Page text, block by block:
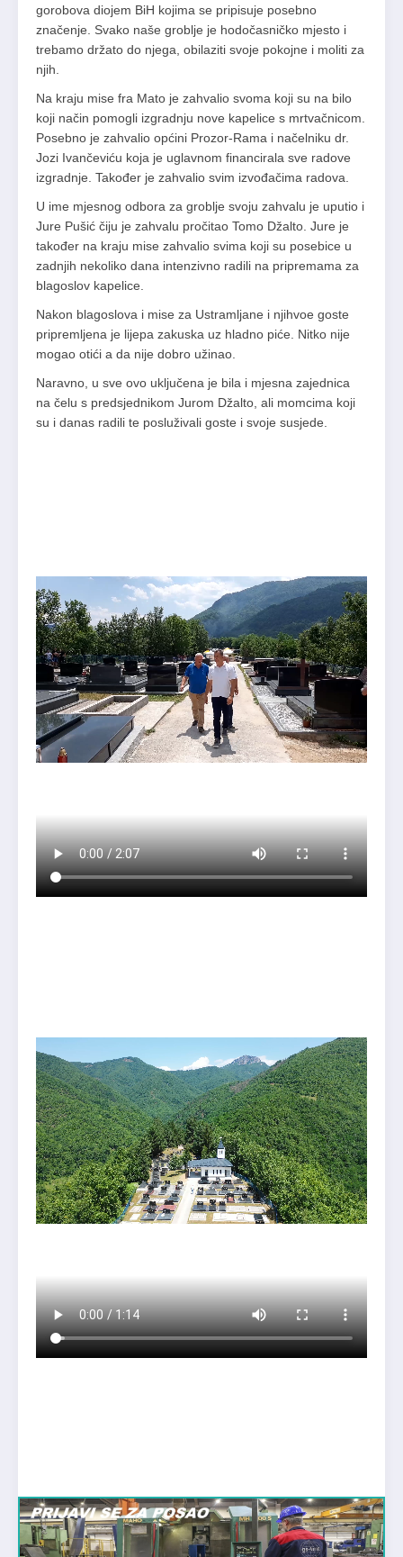
gorobova diojem BiH kojima se pripisuje posebno
značenje. Svako naše groblje je hodočasničko mjesto i
trebamo držato do njega, obilaziti svoje pokojne i moliti za
njih.
Na kraju mise fra Mato je zahvalio svoma koji su na bilo
koji način pomogli izgradnju nove kapelice s mrtvačnicom.
Posebno je zahvalio općini Prozor-Rama i načelniku dr.
Jozi Ivančeviću koja je uglavnom financirala sve radove
izgradnje. Također je zahvalio svim izvođačima radova.
U ime mjesnog odbora za groblje svoju zahvalu je uputio i
Jure Pušić čiju je zahvalu pročitao Tomo Džalto. Jure je
također na kraju mise zahvalio svima koji su posebice u
zadnjih nekoliko dana intenzivno radili na pripremama za
blagoslov kapelice.
Nakon blagoslova i mise za Ustramljane i njihvoe goste
pripremljena je lijepa zakuska uz hladno piće. Nitko nije
mogao otići a da nije dobro užinao.
Naravno, u sve ovo uključena je bila i mjesna zajednica
na čelu s predsjednikom Jurom Džalto, ali momcima koji
su i danas radili te posluživali goste i svoje susjede.